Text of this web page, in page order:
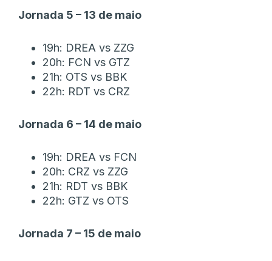
Jornada 5 – 13 de maio
19h: DREA vs ZZG
20h: FCN vs GTZ
21h: OTS vs BBK
22h: RDT vs CRZ
Jornada 6 – 14 de maio
19h: DREA vs FCN
20h: CRZ vs ZZG
21h: RDT vs BBK
22h: GTZ vs OTS
Jornada 7 – 15 de maio